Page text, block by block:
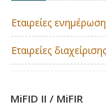
Εταιρείες
Εταιρείες
MiFID II / MiFIR